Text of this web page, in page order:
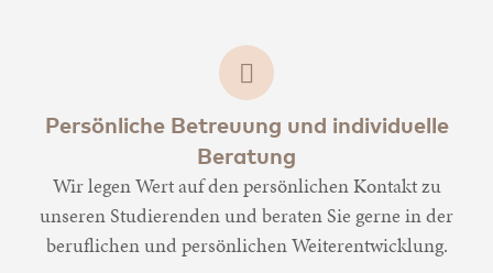
Persönliche Betreuung und individuelle
Beratung
Wir legen Wert auf den persönlichen Kontakt zu
unseren Studierenden und beraten Sie gerne in der
beruflichen und persönlichen Weiterentwicklung.